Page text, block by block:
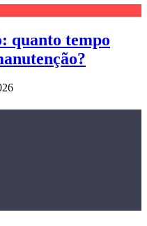
quanto tempo